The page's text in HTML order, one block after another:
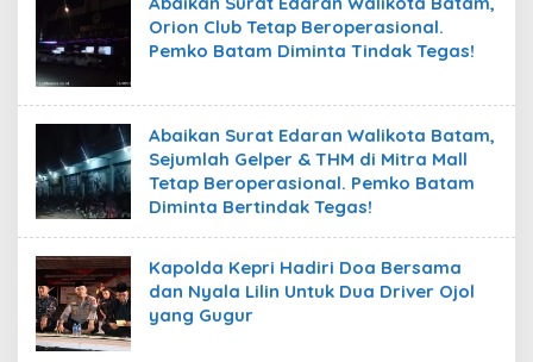
Orion Club Tetap Beroperasional.
Pemko Batam Diminta Tindak Tegas!
Abaikan Surat Edaran Walikota Batam,
Sejumlah Gelper & THM di Mitra Mall
Tetap Beroperasional. Pemko Batam
Diminta Bertindak Tegas!
Kapolda Kepri Hadiri Doa Bersama
dan Nyala Lilin Untuk Dua Driver Ojol
yang Gugur